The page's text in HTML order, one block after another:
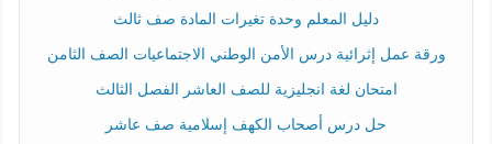
دليل المعلم وحدة تغيرات المادة صف ثالث
ورقة عمل إثرائية درس الأمن الوطني الاجتماعيات الصف الثامن
امتحان لغة انجليزية للصف العاشر الفصل الثالث
حل درس أصحاب الكهف إسلامية صف عاشر